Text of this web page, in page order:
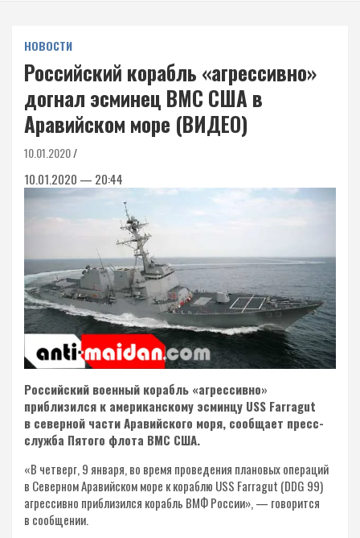
НОВОСТИ
Российский корабль «агрессивно»
догнал эсминец ВМС США в
Аравийском море (ВИДЕО)
10.01.2020
10.01.2020 — 20:44
Российский военный корабль «агрессивно»
приблизился к американскому эсминцу USS Farragut
в северной части Аравийского моря, сообщает пресс-
служба Пятого флота ВМС США.
«В четверг, 9 января, во время проведения плановых операций
в Северном Аравийском море к кораблю USS Farragut (DDG 99)
агрессивно приблизился корабль ВМФ России», — говорится
в сообщении.